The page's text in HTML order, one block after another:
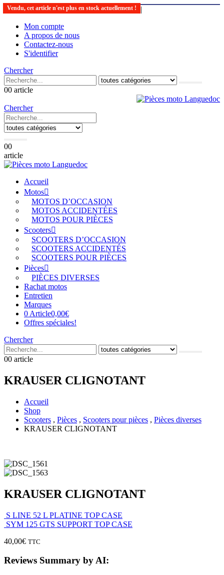
Le spécialiste de la vente de pièces motos |
Mon compte
A propos de nous
Contactez-nous
S'identifier
Chercher
00 article
Chercher
00
article
Accueil
Motos
MOTOS D’OCCASION
MOTOS ACCIDENTÉES
MOTOS POUR PIÈCES
Scooters
SCOOTERS D’OCCASION
SCOOTERS ACCIDENTÉS
SCOOTERS POUR PIÈCES
Pièces
PIÈCES DIVERSES
Rachat motos
Entretien
Marques
0 Article0,00€
Offres spéciales!
Chercher
00 article
KRAUSER CLIGNOTANT
Accueil
Shop
Scooters , Pièces , Scooters pour pièces , Pièces diverses
KRAUSER CLIGNOTANT
Vendu, cet article n'est plus en stock actuellement !
KRAUSER CLIGNOTANT
S LINE 52 L PLATINE TOP CASE
SYM 125 GTS SUPPORT TOP CASE
40,00€ TTC
Reviews Summary by AI: